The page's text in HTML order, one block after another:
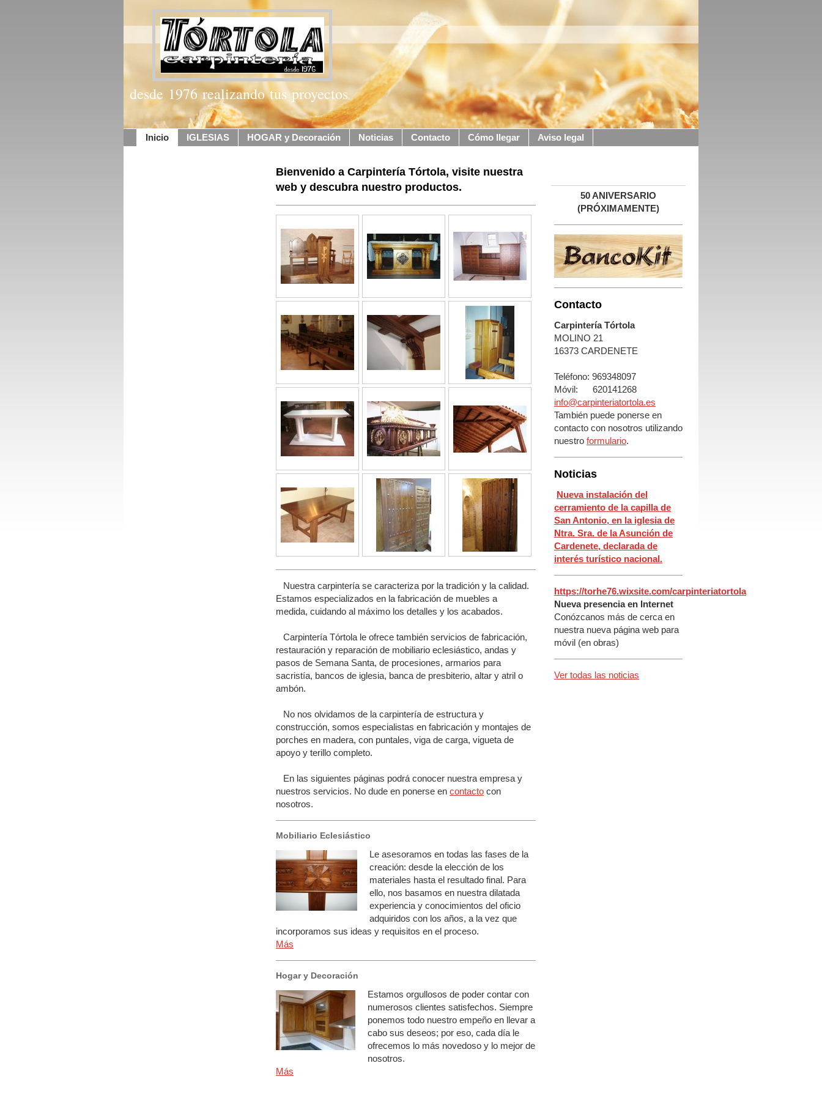
desde 1976 realizando tus proyectos
Inicio IGLESIAS HOGAR y Decoración Noticias Contacto Cómo llegar Aviso legal
Bienvenido a Carpintería Tórtola, visite nuestra
web y descubra nuestro productos.
Nuestra carpintería se caracteriza por la tradición y la calidad.
Estamos especializados en la fabricación de muebles a
medida, cuidando al máximo los detalles y los acabados.
Carpintería Tórtola le ofrece también servicios de fabricación,
restauración y reparación de mobiliario eclesiástico, andas y
pasos de Semana Santa, de procesiones, armarios para
sacristía, bancos de iglesia, banca de presbiterio, altar y atril o
ambón.
No nos olvidamos de la carpintería de estructura y
construcción, somos especialistas en fabricación y montajes de
porches en madera, con puntales, viga de carga, vigueta de
apoyo y terillo completo.
En las siguientes páginas podrá conocer nuestra empresa y
nuestros servicios. No dude en ponerse en contacto con
nosotros.
Mobiliario Eclesiástico
Le asesoramos en todas las fases de la
creación: desde la elección de los
materiales hasta el resultado final. Para
ello, nos basamos en nuestra dilatada
experiencia y conocimientos del oficio
adquiridos con los años, a la vez que
incorporamos sus ideas y requisitos en el proceso.
Más
Hogar y Decoración
Estamos orgullosos de poder contar con
numerosos clientes satisfechos. Siempre
ponemos todo nuestro empeño en llevar a
cabo sus deseos; por eso, cada día le
ofrecemos lo más novedoso y lo mejor de
nosotros.
Más
50 ANIVERSARIO
(PRÓXIMAMENTE)
Contacto
Carpintería Tórtola
MOLINO 21
16373 CARDENETE
Teléfono: 969348097
Móvil: 620141268
info@carpinteriatortola.es
También puede ponerse en
contacto con nosotros utilizando
nuestro formulario.
Noticias
Nueva instalación del
cerramiento de la capilla de
San Antonio, en la iglesia de
Ntra. Sra. de la Asunción de
Cardenete, declarada de
interés turístico nacional.
https://torhe76.wixsite.com/carpinteriatortola
Nueva presencia en Internet
Conózcanos más de cerca en
nuestra nueva página web para
móvil (en obras)
Ver todas las noticias